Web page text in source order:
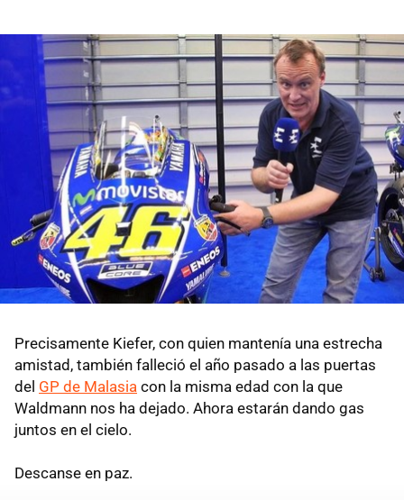
Precisamente Kiefer, con quien mantenía una estrecha
amistad, también falleció el año pasado a las puertas
del GP de Malasia con la misma edad con la que
Waldmann nos ha dejado. Ahora estarán dando gas
juntos en el cielo.
Descanse en paz.